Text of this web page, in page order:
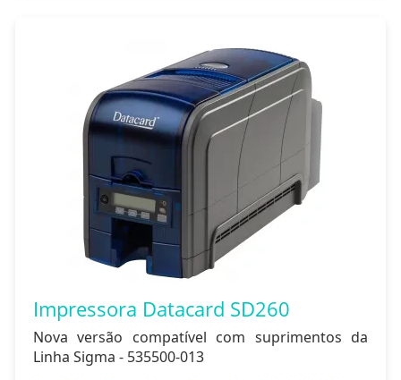
Impressora Datacard SD260
Nova versão compatível com suprimentos da
Linha Sigma - 535500-013